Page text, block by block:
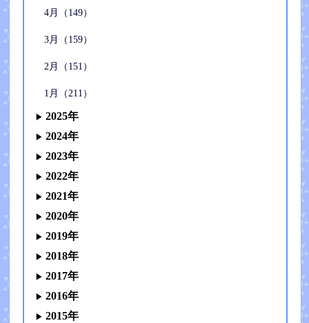
4月（149）
3月（159）
2月（151）
1月（211）
2025年
2024年
2023年
2022年
2021年
2020年
2019年
2018年
2017年
2016年
2015年